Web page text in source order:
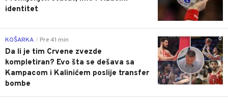
identitet
0
KOŠARKA Pre 41 min
Da li je tim Crvene zvezde
kompletiran? Evo šta se dešava sa
Kampacom i Kalinićem poslije transfer
bombe